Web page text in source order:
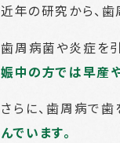
近年の研究から、
歯周病菌や炎症を
娠中の方では早産
さらに、歯周病で
んでいます。